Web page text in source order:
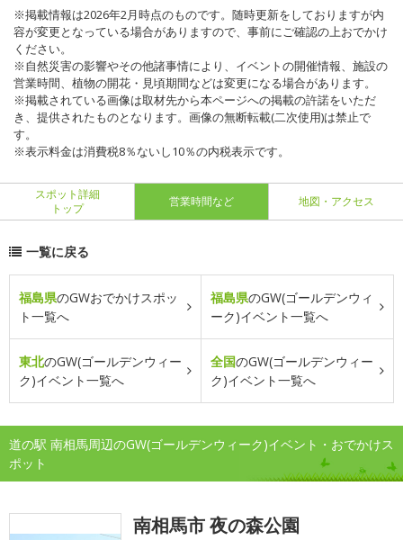
※掲載情報は2026年2月時点のものです。随時更新をしておりますが内
容が変更となっている場合がありますので、事前にご確認の上おでかけ
ください。
※自然災害の影響やその他諸事情により、イベントの開催情報、施設の
営業時間、植物の開花・見頃期間などは変更になる場合があります。
※掲載されている画像は取材先から本ページへの掲載の許諾をいただ
き、提供されたものとなります。画像の無断転載(二次使用)は禁止で
す。
※表示料金は消費税8％ないし10％の内税表示です。
スポット詳細
トップ
営業時間など 地図・アクセス
一覧に戻る
福島県のGWおでかけスポッ
ト一覧へ
福島県のGW(ゴールデンウィ
ーク)イベント一覧へ
東北のGW(ゴールデンウィー
ク)イベント一覧へ
全国のGW(ゴールデンウィー
ク)イベント一覧へ
道の駅 南相馬周辺のGW(ゴールデンウィーク)イベント・おでかけス
ポット
南相馬市 夜の森公園